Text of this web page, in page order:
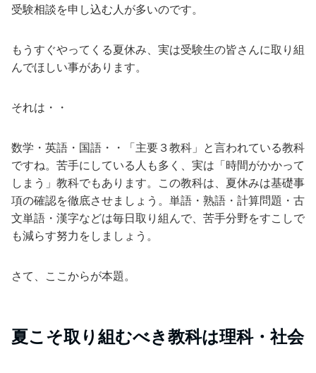
受験相談を申し込む人が多いのです。
もうすぐやってくる夏休み、実は受験生の皆さんに取り組
んでほしい事があります。
それは・・
数学・英語・国語・・「主要３教科」と言われている教科
ですね。苦手にしている人も多く、実は「時間がかかって
しまう」教科でもあります。この教科は、夏休みは基礎事
項の確認を徹底させましょう。単語・熟語・計算問題・古
文単語・漢字などは毎日取り組んで、苦手分野をすこしで
も減らす努力をしましょう。
さて、ここからが本題。
夏こそ取り組むべき教科は理科・社会